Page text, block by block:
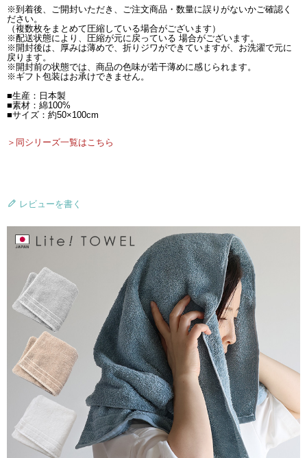
※到着後、ご開封いただき、ご注文商品・数量に誤りがないかご確認く
ださい。
（複数枚をまとめて圧縮している場合がございます）
※配送状態により、圧縮が元に戻っている 場合がございます。
※開封後は、厚みは薄めで、折りジワができていますが、お洗濯で元に
戻ります。
※開封前の状態では、商品の色味が若干薄めに感じられます。
※ギフト包装はお承けできません。
■生産：日本製
■素材：綿100%
■サイズ：約50×100cm
＞同シリーズ一覧はこちら
レビューを書く